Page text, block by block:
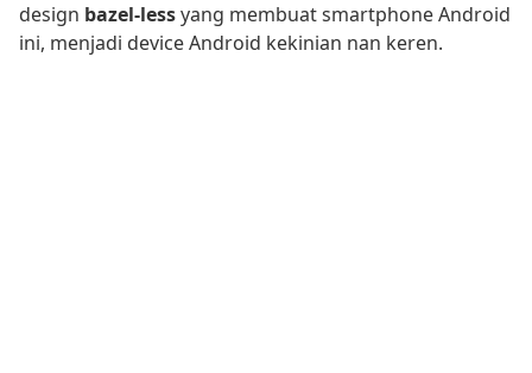
design bazel-lessyang membuat smartphone Android
ini, menjadi device Android kekinian nan keren.